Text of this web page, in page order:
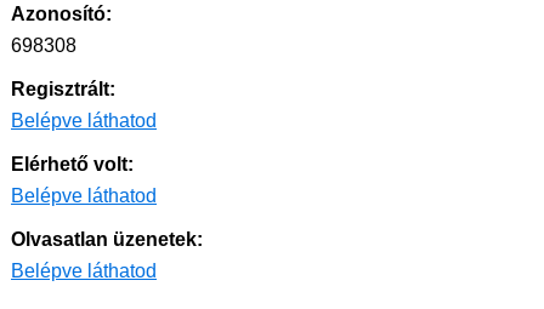
Azonosító:
698308
Regisztrált:
Belépve láthatod
Elérhető volt:
Belépve láthatod
Olvasatlan üzenetek:
Belépve láthatod